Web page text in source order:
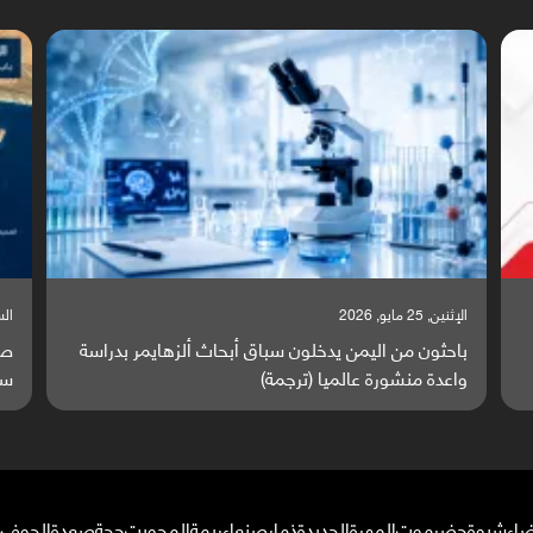
السبت, 23 مايو, 2026
صراع دولي يتصاعد قرب اليمن والبحر الأحمر يتحول إلى
ساحة مواجهة عالمية (ترجمة)